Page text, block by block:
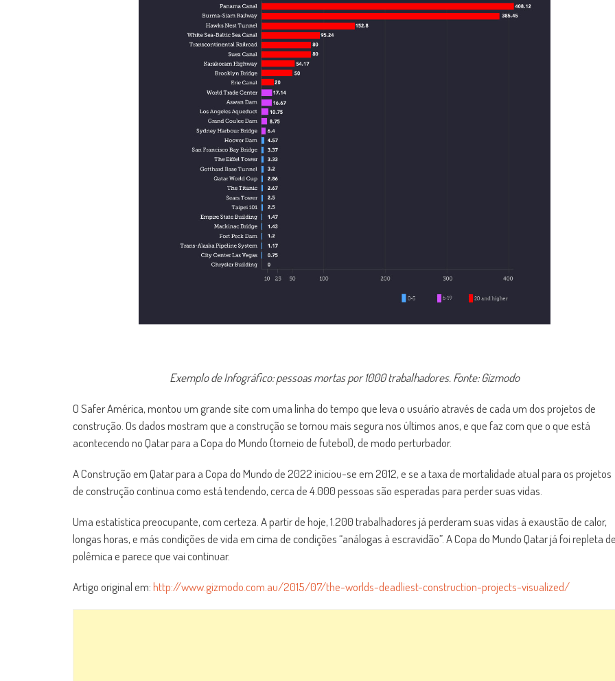
Exemplo de Infográfico: pessoas mortas por 1000 trabalhadores. Fonte: Gizmodo
O Safer América, montou um grande site com uma linha do tempo que leva o usuário através de cada um dos projetos de
construção. Os dados mostram que a construção se tornou mais segura nos últimos anos, e que faz com que o que está
acontecendo no Qatar para a Copa do Mundo (torneio de futebol), de modo perturbador.
A Construção em Qatar para a Copa do Mundo de 2022 iniciou-se em 2012, e se a taxa de mortalidade atual para os projetos
de construção continua como está tendendo, cerca de 4.000 pessoas são esperadas para perder suas vidas.
Uma estatística preocupante, com certeza. A partir de hoje, 1.200 trabalhadores já perderam suas vidas à exaustão de calor,
longas horas, e más condições de vida em cima de condições “análogas à escravidão”. A Copa do Mundo Qatar já foi repleta
polêmica e parece que vai continuar.
Artigo original em:http://www.gizmodo.com.au/2015/07/the-worlds-deadliest-construction-projects-visualized/